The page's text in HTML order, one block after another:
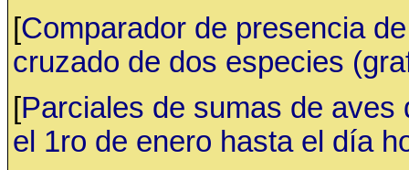
[Comparador de presencia
cruzado de dos especies
[Parciales de sumas de
el 1ro de enero hasta el día